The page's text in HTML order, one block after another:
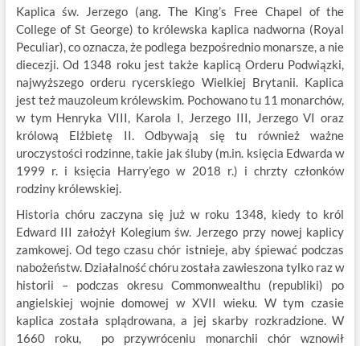
Kaplica św. Jerzego (ang. The King’s Free Chapel of the
College of St George) to królewska kaplica nadworna (Royal
Peculiar), co oznacza, że podlega bezpośrednio monarsze, a nie
diecezji. Od 1348 roku jest także kaplicą Orderu Podwiązki,
najwyższego orderu rycerskiego Wielkiej Brytanii. Kaplica
jest też mauzoleum królewskim. Pochowano tu 11 monarchów,
w tym Henryka VIII, Karola I, Jerzego III, Jerzego VI oraz
królową Elżbietę II. Odbywają się tu również ważne
uroczystości rodzinne, takie jak śluby (m.in. księcia Edwarda w
1999 r. i księcia Harry’ego w 2018 r.) i chrzty członków
rodziny królewskiej.
Historia chóru zaczyna się już w roku 1348, kiedy to król
Edward III założył Kolegium św. Jerzego przy nowej kaplicy
zamkowej. Od tego czasu chór istnieje, aby śpiewać podczas
nabożeństw. Działalność chóru została zawieszona tylko raz w
historii – podczas okresu Commonwealthu (republiki) po
angielskiej wojnie domowej w XVII wieku. W tym czasie
kaplica została splądrowana, a jej skarby rozkradzione. W
1660 roku, po przywróceniu monarchii chór wznowił